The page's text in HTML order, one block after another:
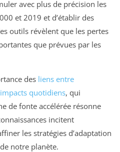
avec plus de précision les
et 2019 et d’établir des
outils révèlent que les pertes
que prévues par les
des liens entre
quotidiens, qui
de fonte accélérée résonne
incitent
les stratégies d’adaptation
de notre planète.